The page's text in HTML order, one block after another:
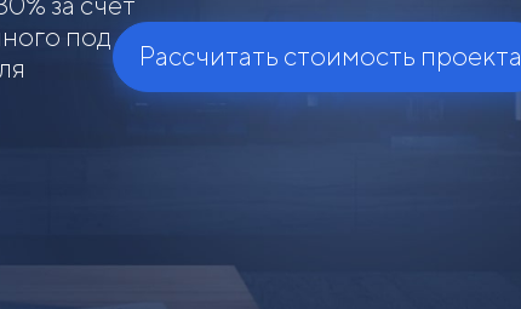
под
Рассчитать стоимость проекта